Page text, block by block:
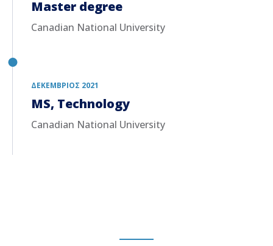
Master degree
Canadian National University
ΔΕΚΈΜΒΡΙΟΣ 2021
MS, Technology
Canadian National University